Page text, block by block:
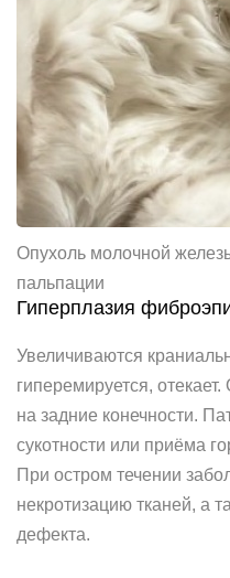
Опухоль молочной
пальпации
Гиперплазия
Увеличиваются
гиперемируется,
на задние конечности.
сукотности или приёма
При остром течении
некротизацию тканей, а
дефекта.